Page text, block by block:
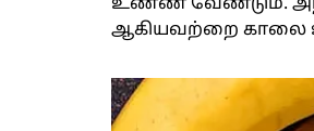
உண்ண வேண்டும். அந்த
ஆகியவற்றை காலை